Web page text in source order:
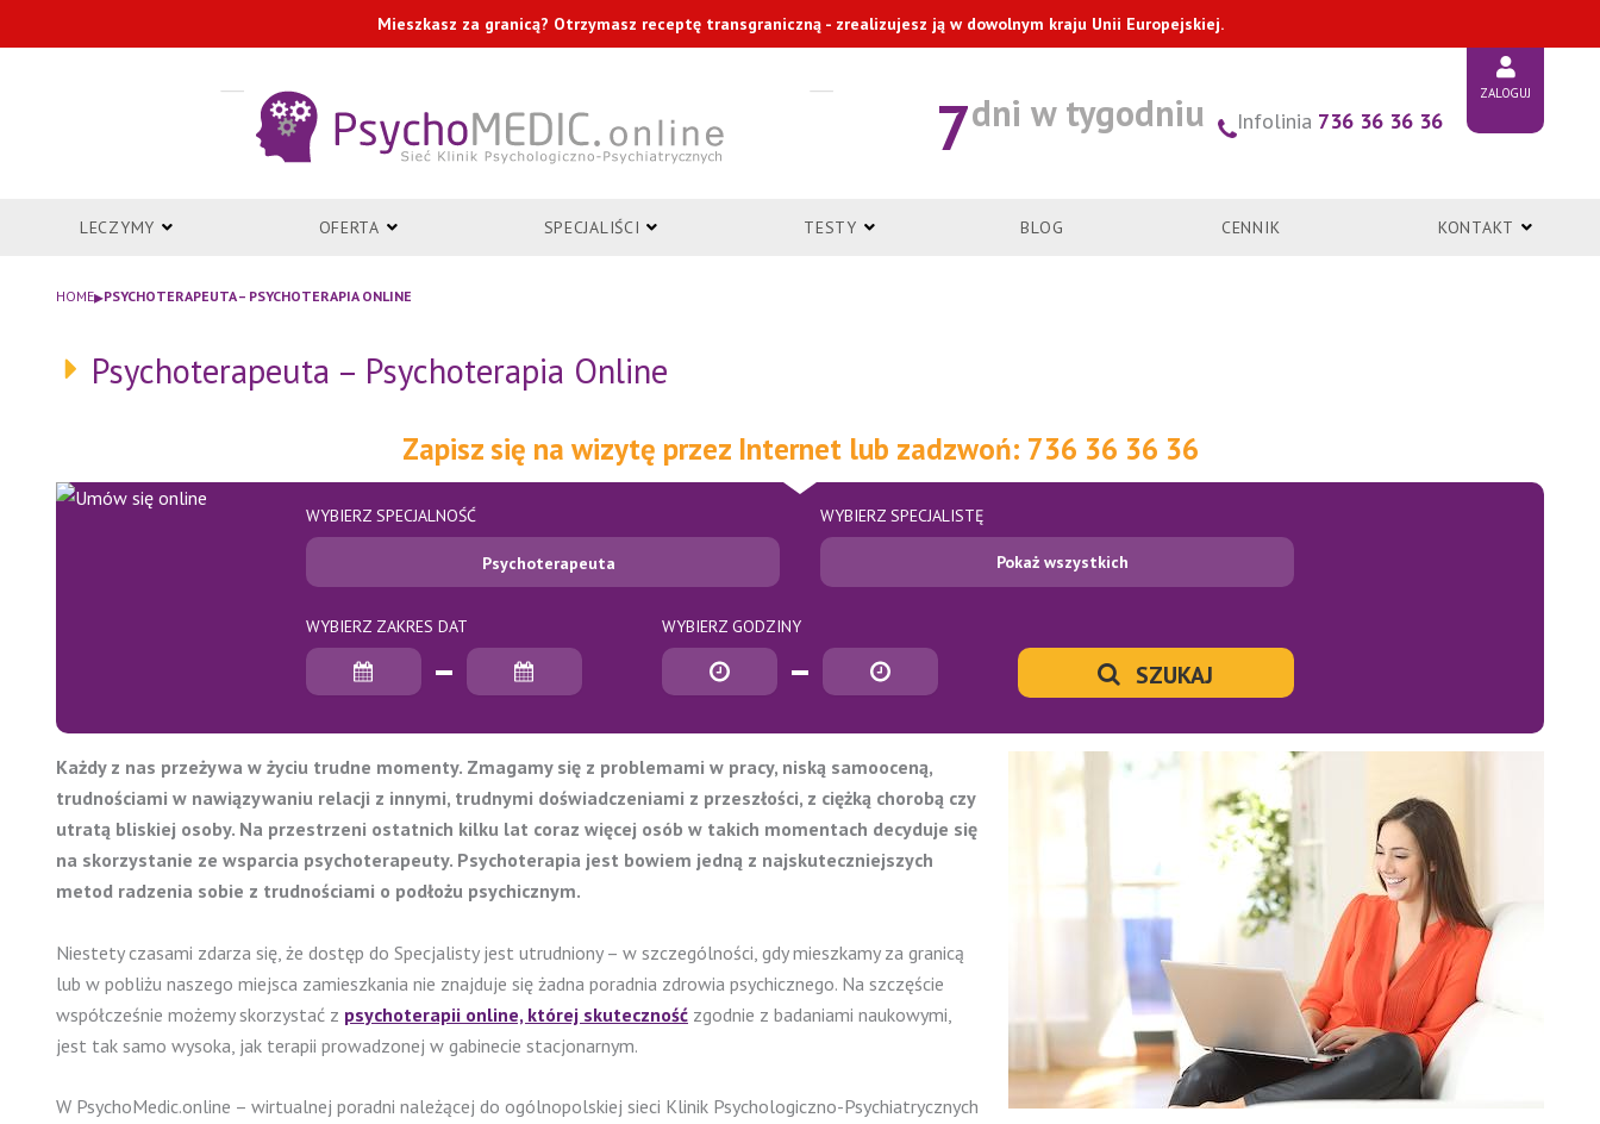
do
Mieszkasz za granicą? Otrzymasz receptę transgraniczną - zrealizujesz ją w dowolnym kraju Unii Europejskiej.
7dni w tygodniu Infolinia 736 36 36 36
ZALOGUJ
LECZYMY OFERTA SPECJALIŚCI TESTY BLOG CENNIK KONTAKT
HOME▸PSYCHOTERAPEUTA – PSYCHOTERAPIA ONLINE
Psychoterapeuta – Psychoterapia Online
Zapisz się na wizytę przez Internet lub zadzwoń: 736 36 36 36
WYBIERZ SPECJALNOŚĆ
Psychoterapeuta
WYBIERZ SPECJALISTĘ
Pokaż wszystkich
WYBIERZ ZAKRES DAT
Data rozpoczęcia
Data zakończenia
WYBIERZ GODZINY
Godzina rozpoczęcia
Godzina zakończenia SZUKAJ
Każdy z nas przeżywa w życiu trudne momenty. Zmagamy się z problemami w pracy, niską samooceną,
trudnościami w nawiązywaniu relacji z innymi, trudnymi doświadczeniami z przeszłości, z ciężką chorobą czy
utratą bliskiej osoby. Na przestrzeni ostatnich kilku lat coraz więcej osób w takich momentach decyduje się
na skorzystanie ze wsparcia psychoterapeuty. Psychoterapia jest bowiem jedną z najskuteczniejszych
metod radzenia sobie z trudnościami o podłożu psychicznym.
Niestety czasami zdarza się, że dostęp do Specjalisty jest utrudniony – w szczególności, gdy mieszkamy za granicą
lub w pobliżu naszego miejsca zamieszkania nie znajduje się żadna poradnia zdrowia psychicznego. Na szczęście
współcześnie możemy skorzystać z psychoterapii online, której skuteczność zgodnie z badaniami naukowymi,
jest tak samo wysoka, jak terapii prowadzonej w gabinecie stacjonarnym.
W PsychoMedic.online – wirtualnej poradni należącej do ogólnopolskiej sieci Klinik Psychologiczno-Psychiatrycznych